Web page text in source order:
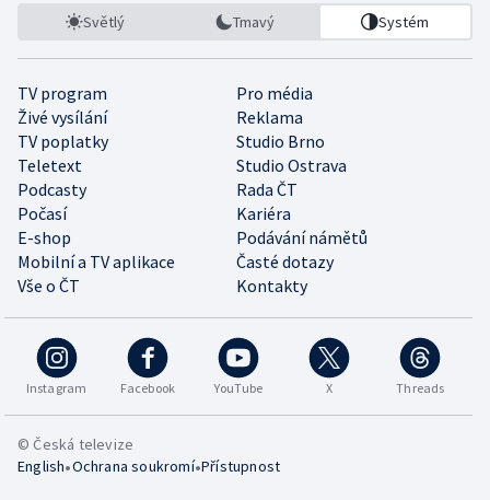
Světlý Tmavý Systém
TV program
Pro média
Živé vysílání
Reklama
TV poplatky
Studio Brno
Teletext
Studio Ostrava
Podcasty
Rada ČT
Počasí
Kariéra
E-shop
Podávání námětů
Mobilní a TV aplikace
Časté dotazy
Vše o ČT
Kontakty
Instagram Facebook YouTube X Threads
© Česká televize
English•Ochrana soukromí•Přístupnost